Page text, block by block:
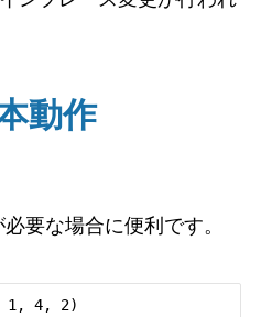
動作
要な場合に便利です。
1, 4, 2)